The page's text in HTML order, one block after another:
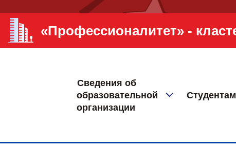
Сведения об
образовательной
организации
Студентам